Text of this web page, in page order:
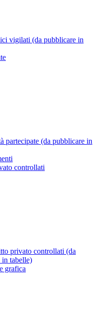
vigilati (da pubblicare in
partecipate (da pubblicare in
controllati
privato controllati (da
in tabelle)
grafica